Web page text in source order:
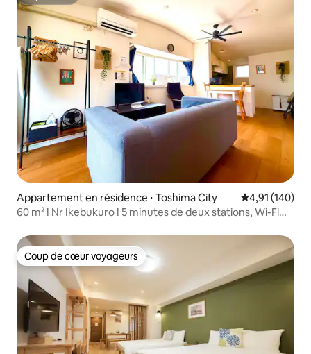
Appartement en résidence ⋅ Toshima City Évaluation
4,91 (140)
60 m² ! Nr Ikebukuro ! 5 minutes de deux stations, Wi-Fi
Coup de cœur voyageurs
Coup de cœur voyageurs